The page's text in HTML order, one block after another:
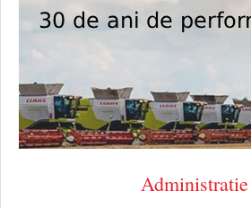
Administratie